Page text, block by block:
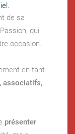
de sa
qui
occasion.
en tant
associatifs,
présenter